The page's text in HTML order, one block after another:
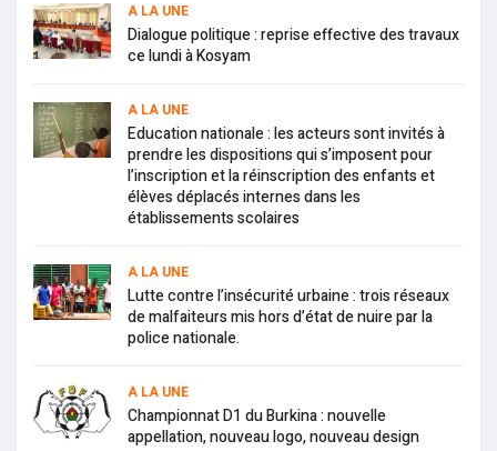
A LA UNE
Dialogue politique : reprise effective des travaux
ce lundi à Kosyam
A LA UNE
Education nationale : les acteurs sont invités à
prendre les dispositions qui s’imposent pour
l’inscription et la réinscription des enfants et
élèves déplacés internes dans les
établissements scolaires
A LA UNE
Lutte contre l’insécurité urbaine : trois réseaux
de malfaiteurs mis hors d’état de nuire par la
police nationale.
A LA UNE
Championnat D1 du Burkina : nouvelle
appellation, nouveau logo, nouveau design